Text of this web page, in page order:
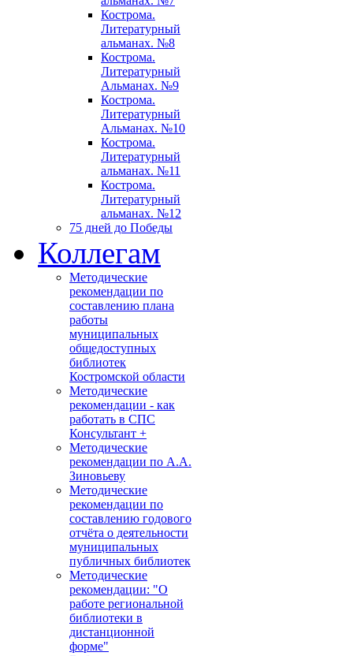
Кострома.
Литературный
альманах. №8
Кострома.
Литературный
Альманах. №9
Кострома.
Литературный
Альманах. №10
Кострома.
Литературный
альманах. №11
Кострома.
Литературный
альманах. №12
75 дней до Победы
Коллегам
Методические
рекомендации по
составлению плана
работы
муниципальных
общедоступных
библиотек
Костромской области
Методические
рекомендации - как
работать в СПС
Консультант +
Методические
рекомендации по А.А.
Зиновьеву
Методические
рекомендации по
составлению годового
отчёта о деятельности
муниципальных
публичных библиотек
Методические
рекомендации: "О
работе региональной
библиотеки в
дистанционной
форме"